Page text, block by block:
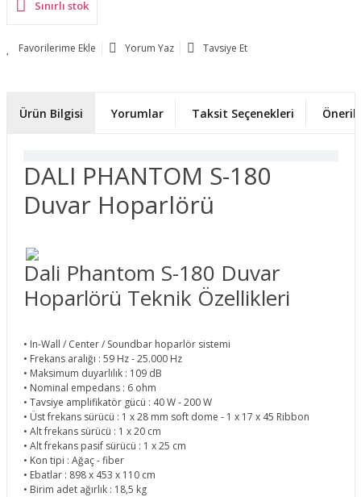
Sınırlı stok
Yorum Yaz Tavsiye Et
Ürün Bilgisi Yorumlar Taksit Seçenekleri
DALI PHANTOM S-180
Duvar Hoparlörü
Dali Phantom S-180 Duvar
Hoparlörü Teknik Özellikleri
• In-Wall / Center / Soundbar hoparlör sistemi
• Frekans aralığı : 59 Hz - 25.000 Hz
• Maksimum duyarlılık : 109 dB
• Nominal empedans : 6 ohm
• Tavsiye amplifikatör gücü : 40 W - 200 W
• Üst frekans sürücü : 1 x 28 mm soft dome - 1 x 17 x 45 Ribbon
• Alt frekans sürücü : 1 x 20 cm
• Alt frekans pasif sürücü : 1 x 25 cm
• Kon tipi : Ağaç - fiber
• Ebatlar : 898 x 453 x 110 cm
• Birim adet ağırlık : 18,5 kg